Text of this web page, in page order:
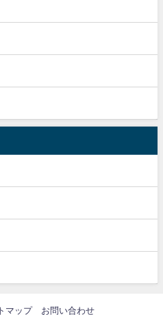
マップ お問い合わせ